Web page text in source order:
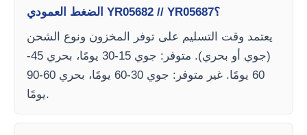
الضغط العمودي YR05682 // YR05687؟
يعتمد وقت التسليم على توفر المخزون ونوع الشحن
(جوي أو بحري). متوفر: جوي 15-30 يومًا، بحري 45-
60 يومًا. غير متوفر: جوي 30-60 يومًا، بحري 60-90
يومًا.